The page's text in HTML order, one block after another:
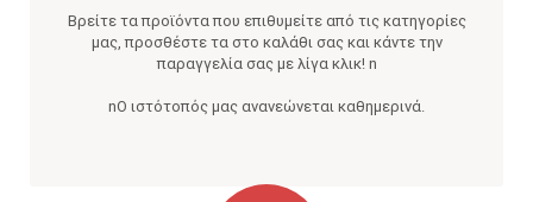
Βρείτε τα προϊόντα που επιθυμείτε από τις κατηγορίες
μας, προσθέστε τα στο καλάθι σας και κάντε την
παραγγελία σας με λίγα κλικ! n
nΟ ιστότοπός μας ανανεώνεται καθημερινά.